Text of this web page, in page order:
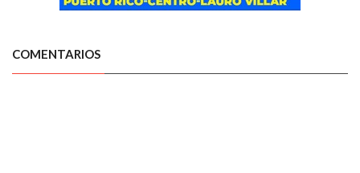
COMENTARIOS